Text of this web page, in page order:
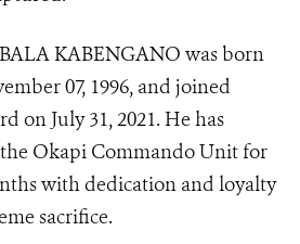
KABENGANO was born
07, 1996, and joined
on July 31, 2021. He has
Okapi Commando Unit for
with dedication and loyalty
sacrifice.